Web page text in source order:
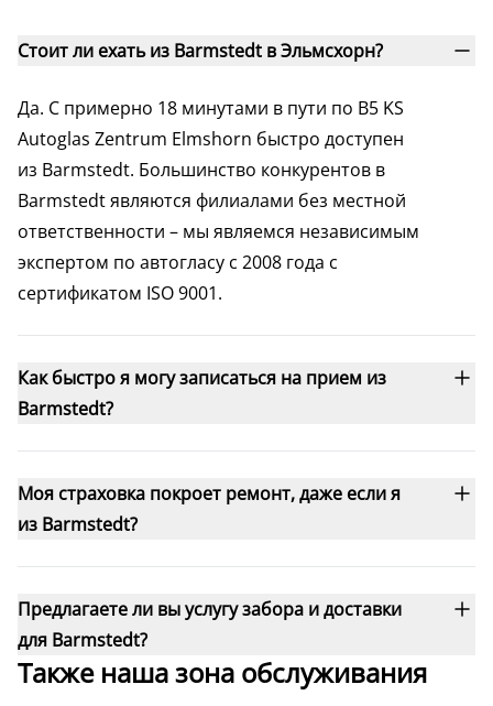
Стоит ли ехать из Barmstedt в Эльмсхорн?
Да. С примерно 18 минутами в пути по B5 KS
Autoglas Zentrum Elmshorn быстро доступен
из Barmstedt. Большинство конкурентов в
Barmstedt являются филиалами без местной
ответственности – мы являемся независимым
экспертом по автогласу с 2008 года с
сертификатом ISO 9001.
Как быстро я могу записаться на прием из
Barmstedt?
Моя страховка покроет ремонт, даже если я
из Barmstedt?
Предлагаете ли вы услугу забора и доставки
для Barmstedt?
Также наша зона обслуживания